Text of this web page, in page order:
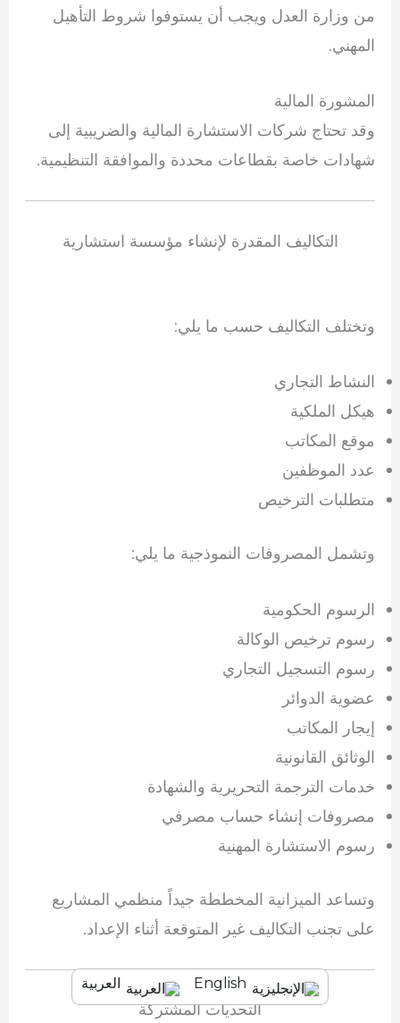
من وزارة العدل ويجب أن يستوفوا شروط التأهيل
المهني.
المشورة المالية
وقد تحتاج شركات الاستشارة المالية والضريبية إلى
شهادات خاصة بقطاعات محددة والموافقة التنظيمية.
التكاليف المقدرة لإنشاء مؤسسة استشارية
وتختلف التكاليف حسب ما يلي:
النشاط التجاري
هيكل الملكية
موقع المكاتب
عدد الموظفين
متطلبات الترخيص
وتشمل المصروفات النموذجية ما يلي:
الرسوم الحكومية
رسوم ترخيص الوكالة
رسوم التسجيل التجاري
عضوية الدوائر
إيجار المكاتب
الوثائق القانونية
خدمات الترجمة التحريرية والشهادة
مصروفات إنشاء حساب مصرفي
رسوم الاستشارة المهنية
وتساعد الميزانية المخططة جيداً منظمي المشاريع
على تجنب التكاليف غير المتوقعة أثناء الإعداد.
التحديات المشتركة
English العربية